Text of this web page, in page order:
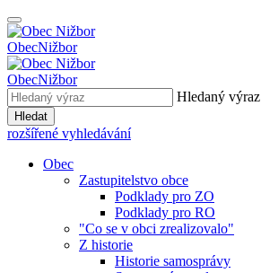
ObecNižbor
ObecNižbor
Hledaný výraz
Hledat
rozšířené vyhledávání
Obec
Zastupitelstvo obce
Podklady pro ZO
Podklady pro RO
"Co se v obci zrealizovalo"
Z historie
Historie samosprávy